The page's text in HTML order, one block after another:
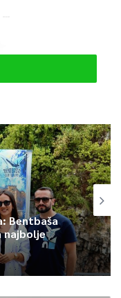
Bentbaša
najbolje